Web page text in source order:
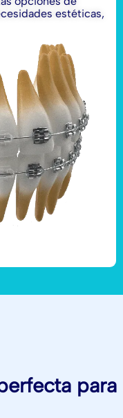
estéticas,
para